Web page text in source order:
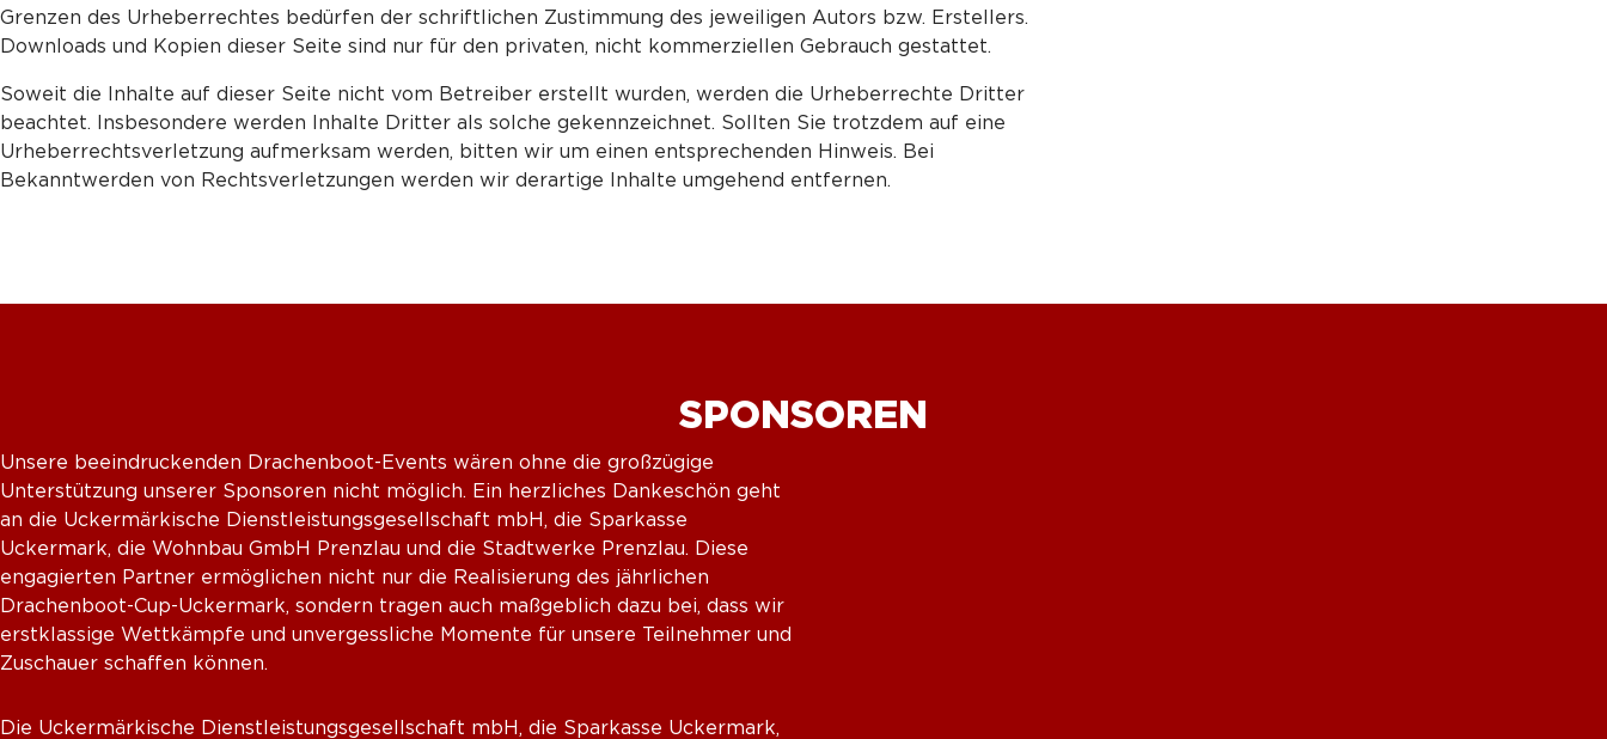
Grenzen des Urheberrechtes bedürfen der schriftlichen Zustimmung des jeweiligen Autors bzw. Erstellers.
Downloads und Kopien dieser Seite sind nur für den privaten, nicht kommerziellen Gebrauch gestattet.
Soweit die Inhalte auf dieser Seite nicht vom Betreiber erstellt wurden, werden die Urheberrechte Dritter
beachtet. Insbesondere werden Inhalte Dritter als solche gekennzeichnet. Sollten Sie trotzdem auf eine
Urheberrechtsverletzung aufmerksam werden, bitten wir um einen entsprechenden Hinweis. Bei
Bekanntwerden von Rechtsverletzungen werden wir derartige Inhalte umgehend entfernen.
SPONSOREN
Unsere beeindruckenden Drachenboot-Events wären ohne die großzügige
Unterstützung unserer Sponsoren nicht möglich. Ein herzliches Dankeschön geht
an die Uckermärkische Dienstleistungsgesellschaft mbH, die Sparkasse
Uckermark, die Wohnbau GmbH Prenzlau und die Stadtwerke Prenzlau. Diese
engagierten Partner ermöglichen nicht nur die Realisierung des jährlichen
Drachenboot-Cup-Uckermark, sondern tragen auch maßgeblich dazu bei, dass wir
erstklassige Wettkämpfe und unvergessliche Momente für unsere Teilnehmer und
Zuschauer schaffen können.
Die Uckermärkische Dienstleistungsgesellschaft mbH, die Sparkasse Uckermark,